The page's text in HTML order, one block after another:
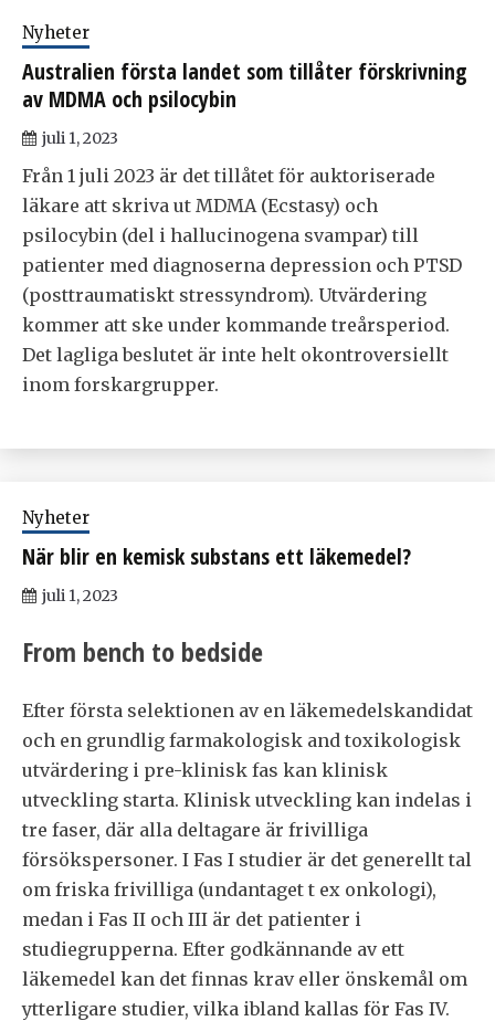
Nyheter
Australien första landet som tillåter förskrivning
av MDMA och psilocybin
juli 1, 2023
Från 1 juli 2023 är det tillåtet för auktoriserade
läkare att skriva ut MDMA (Ecstasy) och
psilocybin (del i hallucinogena svampar) till
patienter med diagnoserna depression och PTSD
(posttraumatiskt stressyndrom). Utvärdering
kommer att ske under kommande treårsperiod.
Det lagliga beslutet är inte helt okontroversiellt
inom forskargrupper.
Nyheter
När blir en kemisk substans ett läkemedel?
juli 1, 2023
From bench to bedside
Efter första selektionen av en läkemedelskandidat
och en grundlig farmakologisk and toxikologisk
utvärdering i pre-klinisk fas kan klinisk
utveckling starta. Klinisk utveckling kan indelas i
tre faser, där alla deltagare är frivilliga
försökspersoner. I Fas I studier är det generellt tal
om friska frivilliga (undantaget t ex onkologi),
medan i Fas II och III är det patienter i
studiegrupperna. Efter godkännande av ett
läkemedel kan det finnas krav eller önskemål om
ytterligare studier, vilka ibland kallas för Fas IV.